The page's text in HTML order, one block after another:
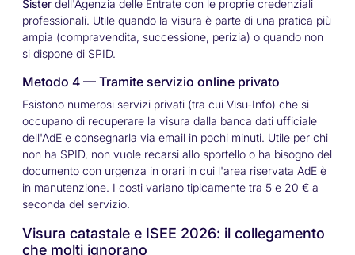
Sister dell'Agenzia delle Entrate con le proprie credenziali
professionali. Utile quando la visura è parte di una pratica più
ampia (compravendita, successione, perizia) o quando non
si dispone di SPID.
Metodo 4 — Tramite servizio online privato
Esistono numerosi servizi privati (tra cui Visu-Info) che si
occupano di recuperare la visura dalla banca dati ufficiale
dell'AdE e consegnarla via email in pochi minuti. Utile per chi
non ha SPID, non vuole recarsi allo sportello o ha bisogno del
documento con urgenza in orari in cui l'area riservata AdE è
in manutenzione. I costi variano tipicamente tra 5 e 20 € a
seconda del servizio.
Visura catastale e ISEE 2026: il collegamento
che molti ignorano